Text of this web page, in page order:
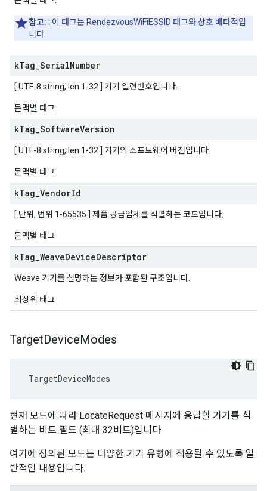
참고: : 이 태그는 RendezvousWiFiESSID 태그와 상호 배타적입
니다.
kTag SerialNumber
[ UTF-8 string, len 1-32 ] 기기 일련번호입니다.
문맥별 태그
kTag SoftwareVersion
[ UTF-8 string, len 1-32 ] 기기의 소프트웨어 버전입니다.
문맥별 태그
kTag VendorId
[ 단위, 범위 1-65535 ] 제품 공급업체를 식별하는 코드입니다.
문맥별 태그
kTag WeaveDeviceDescriptor
Weave 기기를 설명하는 정보가 포함된 구조입니다.
최상위 태그
TargetDeviceModes
TargetDeviceModes
현재 모드에 따라 LocateRequest 메시지에 응답할 기기를 식
별하는 비트 필드 (최대 32비트)입니다.
여기에 정의된 모드는 다양한 기기 유형에 적용될 수 있도록 일
반적인 내용입니다.